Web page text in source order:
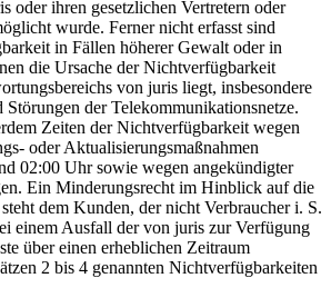
oder ihren gesetzlichen Vertretern oder
wurde. Ferner nicht erfasst sind
in Fällen höherer Gewalt oder in
die Ursache der Nichtverfügbarkeit
von juris liegt, insbesondere
Störungen der Telekommunikationsnetze.
Zeiten der Nichtverfügbarkeit wegen
oder Aktualisierungsmaßnahmen
02:00 Uhr sowie wegen angekündigter
Ein Minderungsrecht im Hinblick auf die
dem Kunden, der nicht Verbraucher i. S.
einem Ausfall der von juris zur Verfügung
über einen erheblichen Zeitraum
2 bis 4 genannten Nichtverfügbarkeiten